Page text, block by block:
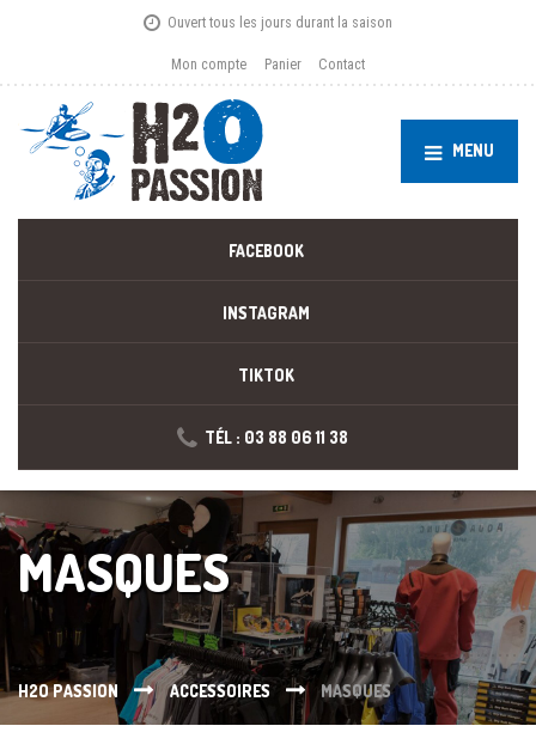
Ouvert tous les jours durant la saison
Mon compte Panier Contact
MENU
FACEBOOK
INSTAGRAM
TIKTOK
TÉL : 03 88 06 11 38
MASQUES
H2O PASSION ACCESSOIRES MASQUES